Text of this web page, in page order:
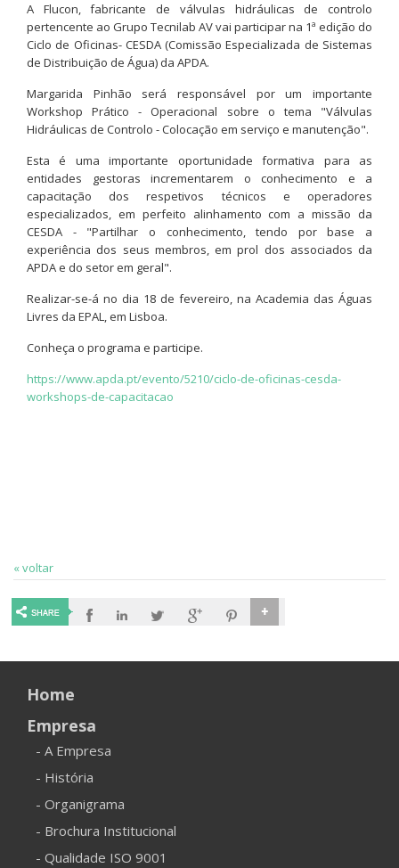
A Flucon, fabricante de válvulas hidráulicas de controlo
pertencente ao Grupo Tecnilab AV vai participar na 1ª edição do
Ciclo de Oficinas- CESDA (Comissão Especializada de Sistemas
de Distribuição de Água) da APDA.
Margarida Pinhão será responsável por um importante
Workshop Prático - Operacional sobre o tema "Válvulas
Hidráulicas de Controlo - Colocação em serviço e manutenção".
Esta é uma importante oportunidade formativa para as
entidades gestoras incrementarem o conhecimento e a
capacitação dos respetivos técnicos e operadores
especializados, em perfeito alinhamento com a missão da
CESDA - "Partilhar o conhecimento, tendo por base a
experiência dos seus membros, em prol dos associados da
APDA e do setor em geral".
Realizar-se-á no dia 18 de fevereiro, na Academia das Águas
Livres da EPAL, em Lisboa.
Conheça o programa e participe.
https://www.apda.pt/evento/5210/ciclo-de-oficinas-cesda-
workshops-de-capacitacao
« voltar
Home
Empresa
- A Empresa
- História
- Organigrama
- Brochura Institucional
- Qualidade ISO 9001